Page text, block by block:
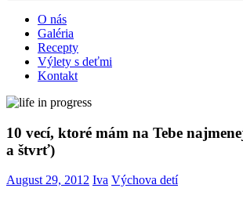
O nás
Galéria
Recepty
Výlety s deťmi
Kontakt
10 vecí, ktoré mám na Tebe
a štvrť)
August 29, 2012 Iva Výchova detí